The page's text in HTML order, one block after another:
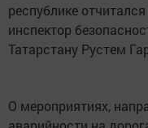
республике
инспектор
Татарстану Рустем
О мероприятиях,